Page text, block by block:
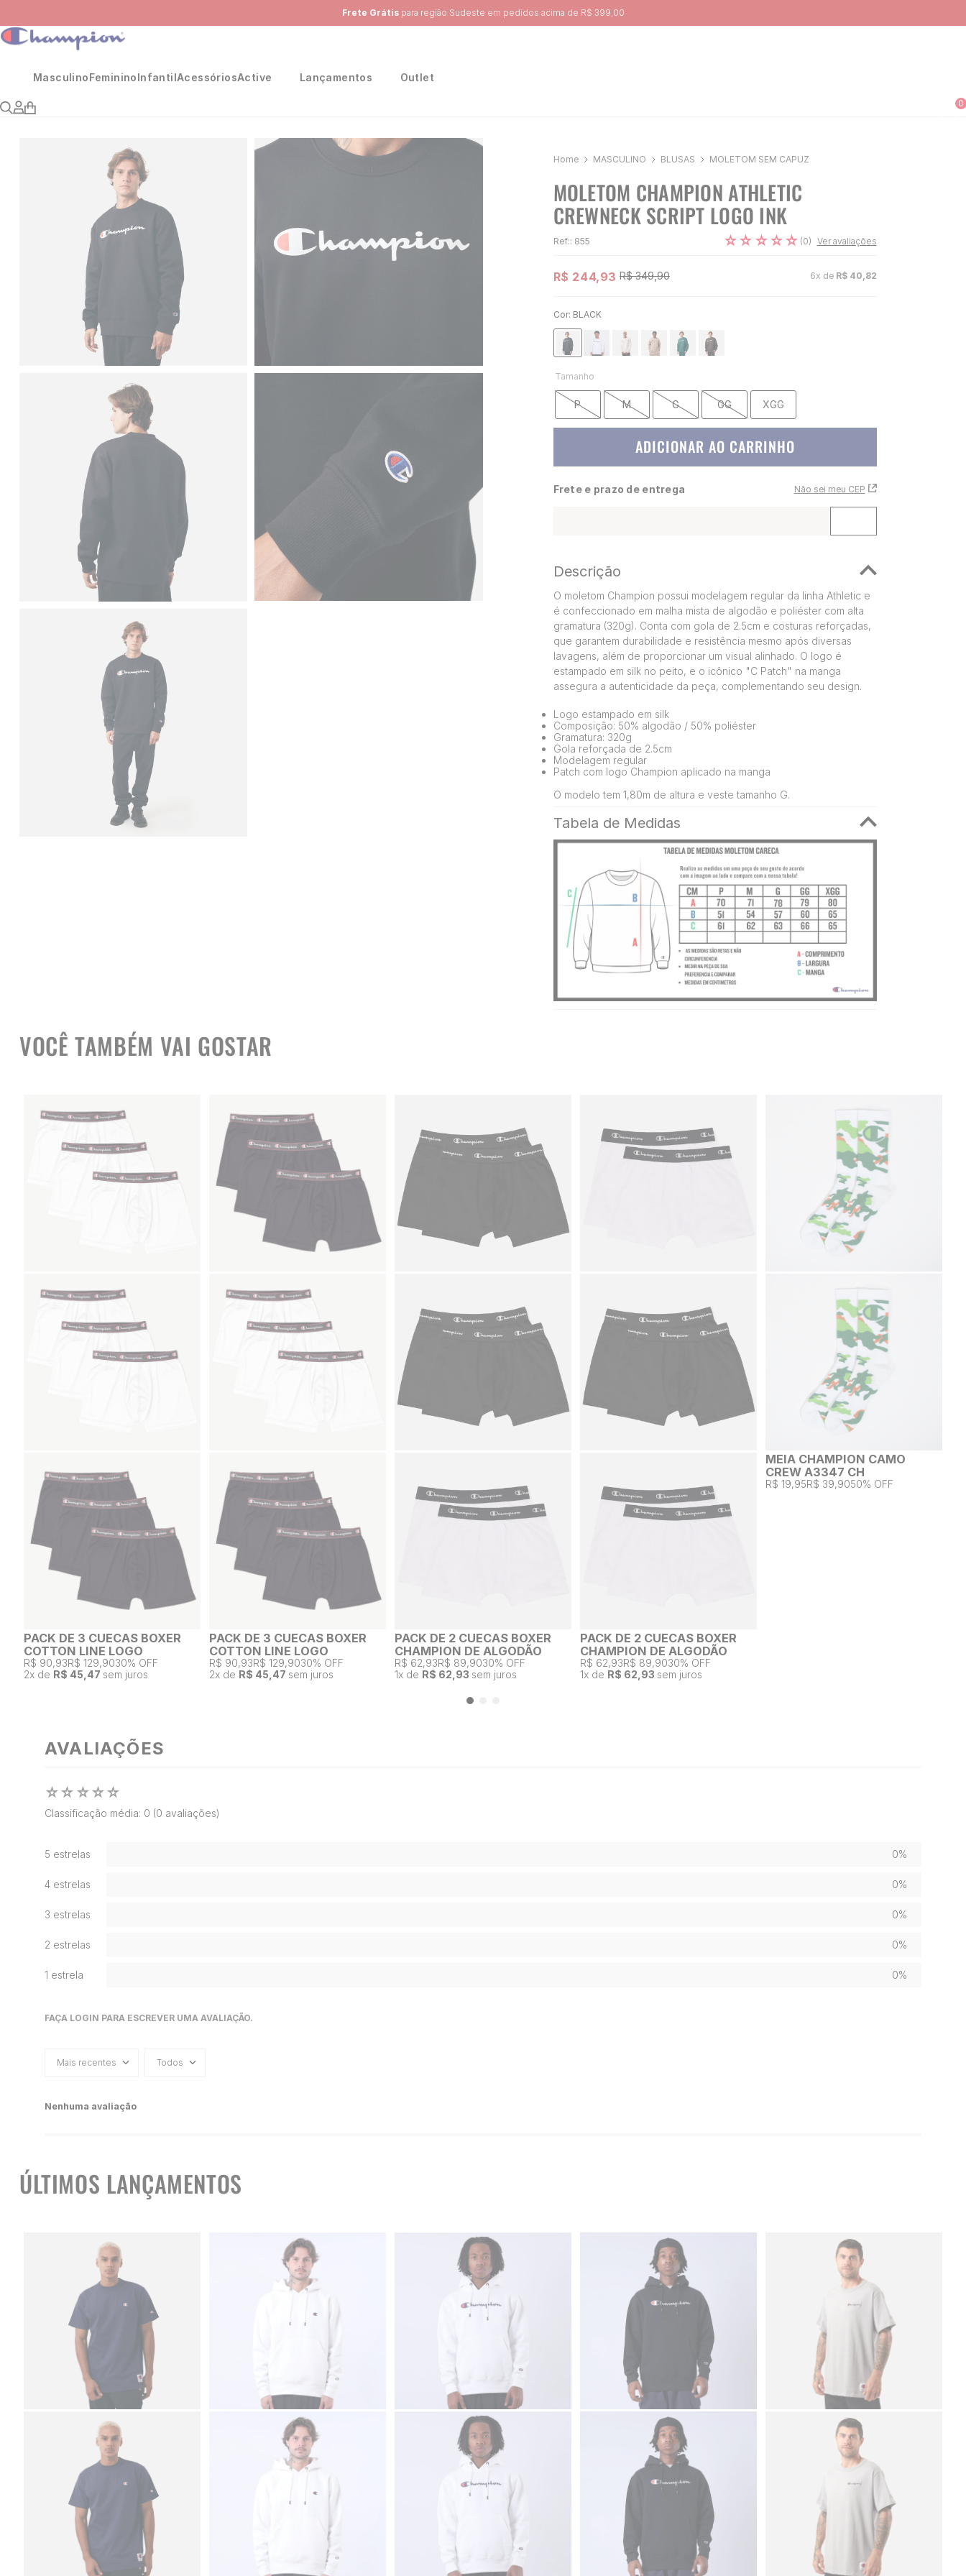
Ganhe 10% na primeira compra, utilizando o cupom: PRIMEIRA10
MasculinoFemininoInfantilAcessóriosActive Lançamentos Outlet
0
MASCULINO BLUSAS MOLETOM SEM CAPUZ
MOLETOM CHAMPION ATHLETIC
CREWNECK SCRIPT LOGO INK
Ref:: 855 ☆☆ ☆☆☆ (0) Ver avaliações
R$ 244,93 R$ 349,90 6x de R$ 40 82
Cor: BLACK
Tamanho
P M G GG XGG
ADICIONAR AO CARRINHO
Frete e prazo de entrega Não sei meu CEP
Descrição
O moletom Champion possui modelagem regular da linha Athletic e
é confeccionado em malha mista de algodão e poliéster com alta
gramatura (320g). Conta com gola de 2.5cm e costuras reforçadas,
que garantem durabilidade e resistência mesmo após diversas
lavagens, além de proporcionar um visual alinhado. O logo é
estampado em silk no peito, e o icônico "C Patch" na manga
assegura a autenticidade da peça, complementando seu design.
Logo estampado em silk
Composição: 50% algodão / 50% poliéster
Gramatura: 320g
Gola reforçada de 2.5cm
Modelagem regular
Patch com logo Champion aplicado na manga
O modelo tem 1,80m de altura e veste tamanho G.
Tabela de Medidas
VOCÊ TAMBÉM VAI GOSTAR
PACK DE 3 CUECAS BOXER
COTTON LINE LOGO
R$ 90,93R$ 129,9030% OFF
2x de R$ 45,47 sem juros
PACK DE 3 CUECAS BOXER
COTTON LINE LOGO
R$ 90,93R$ 129,9030% OFF
2x de R$ 45,47 sem juros
PACK DE 2 CUECAS BOXER
CHAMPION DE ALGODÃO
R$ 62,93R$ 89,9030% OFF
1x de R$ 62,93 sem juros
PACK DE 2 CUECAS BOXER
CHAMPION DE ALGODÃO
R$ 62,93R$ 89,9030% OFF
1x de R$ 62,93 sem juros
MEIA CHAMPION CAMO
CREW A3347 CH
R$ 19,95R$ 39,9050% OFF
AVALIAÇÕES
☆☆ ☆☆☆
Classificação média: 0 (0 avaliações)
5 estrelas 0%
4 estrelas 0%
3 estrelas 0%
2 estrelas 0%
1 estrela 0%
FAÇA LOGIN PARA ESCREVER UMA AVALIAÇÃO.
Mais recentes Todos
Nenhuma avaliação
ÚLTIMOS LANÇAMENTOS